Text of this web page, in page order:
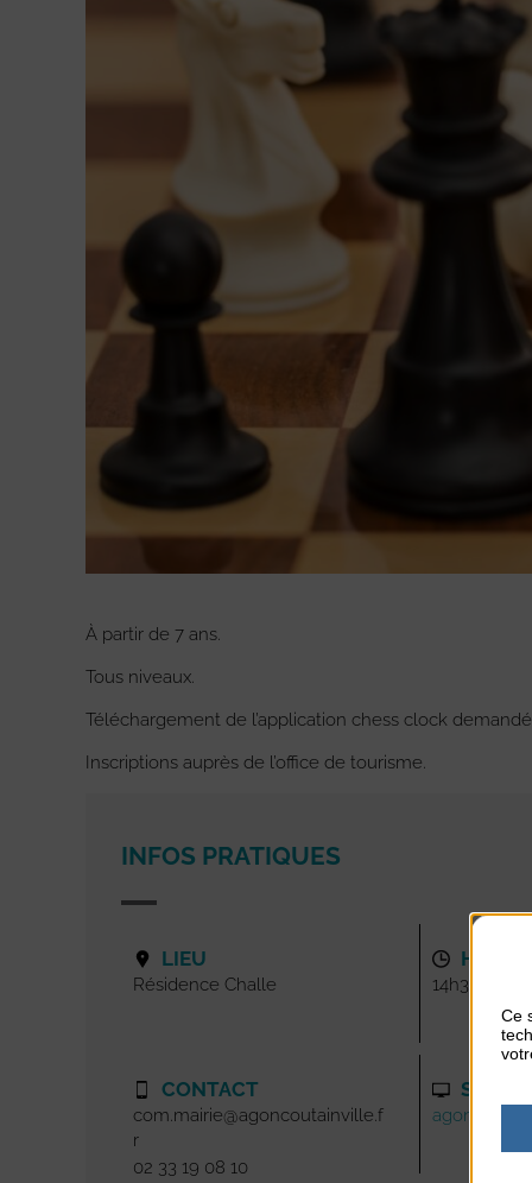
À partir de 7 ans.
Tous niveaux.
Téléchargement de l’application chess clock
Inscriptions auprès de l’office de tourisme.
INFOS PRATIQUES
LIEU
Résidence Challe
CONTACT
com.mairie@agoncoutainville.f
r
02 33 19 08 10
14h30-
SITE
Ce